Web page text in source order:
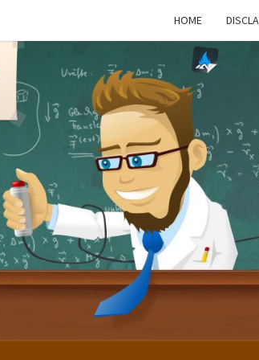
HOME
Gutbürgerliche
Reime Und
Mehr! In
Blogform.
Total Old
School!